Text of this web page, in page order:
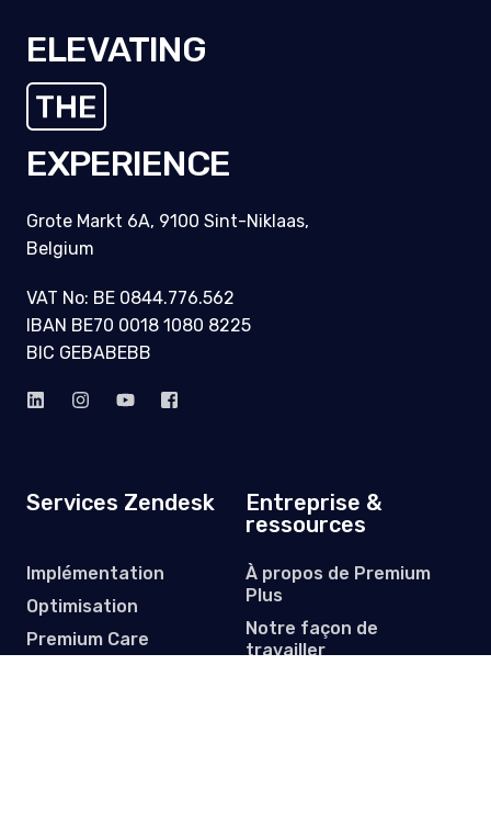
ELEVATING
THE
EXPERIENCE
Grote Markt 6A, 9100 Sint-Niklaas,
Belgium
VAT No: BE 0844.776.562
IBAN BE70 0018 1080 8225
BIC GEBABEBB
Services Zendesk
Implémentation
Optimisation
Premium Care
Entreprise &
ressources
À propos de Premium
Plus
Notre façon de
travailler